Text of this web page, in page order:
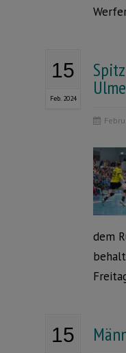
15
Feb. 2024
dem
15